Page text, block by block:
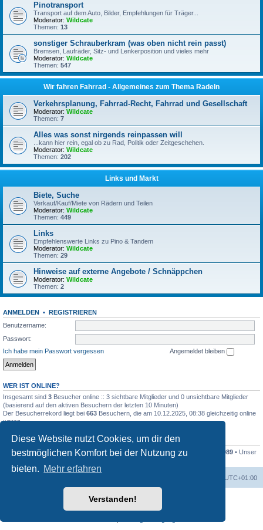
Diese Website nutzt Cookies, um dir den
bestmöglichen Komfort bei der Nutzung zu
bieten. Mehr erfahren
Verstanden!
Pinotransport
Transport auf dem Auto, Bilder, Empfehlungen für Träger...
Moderator: Wildcate
Themen: 13
sonstiger Schrauberkram (was oben nicht rein passt)
Bremsen, Laufräder, Sitz- und Lenkerposition und vieles mehr
Moderator: Wildcate
Themen: 547
Wir fahren Fahrrad - Allgemeines zum Thema Radeln
Verkehrsplanung, Fahrrad-Recht, Fahrrad und Gesellschaft
Moderator: Wildcate
Themen: 7
Alles was sonst nirgends reinpassen will
...kann hier rein, egal ob zu Rad, Politik oder Zeitgeschehen.
Moderator: Wildcate
Themen: 202
Links und Markt
Biete, Suche
Verkauf/Kauf/Miete von Rädern und Teilen
Moderator: Wildcate
Themen: 449
Links
Empfehlenswerte Links zu Pino & Tandem
Moderator: Wildcate
Themen: 29
Hinweise auf externe Angebote / Schnäppchen
Moderator: Wildcate
Themen: 2
ANMELDEN • REGISTRIEREN
Benutzername:
Passwort:
Ich habe mein Passwort vergessen
Angemeldet bleiben
WER IST ONLINE?
Insgesamt sind 3 Besucher online :: 3 sichtbare Mitglieder und 0 unsichtbare Mitglieder
(basierend auf den aktiven Besuchern der letzten 10 Minuten)
Der Besucherrekord liegt bei 663 Besuchern, die am 10.12.2025, 08:38 gleichzeitig online
waren.
STATISTIK
Beiträge insgesamt17397• Themen insgesamt 2078• Mitglieder insgesamt 1089 • Unser
neuestes Mitglied:
UTC+01:00
Powered byphpBB® Forum Software © phpBB Limited
phpBB.de